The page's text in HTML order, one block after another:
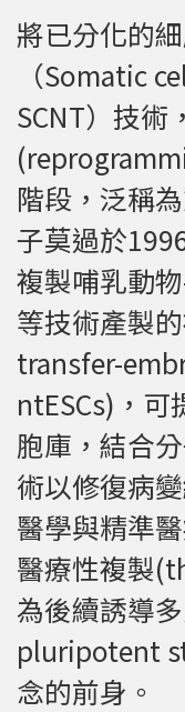
知識背景能夠讓
將已分化的
（Somatic
SCNT）技術
階段，泛稱
子莫過於
複製哺乳動
等技術產製
transfer-
ntESCs)，
胞庫，結合
術以修復病
醫學與精準
醫療性複製
為後續誘導
pluripotent
念的前身。